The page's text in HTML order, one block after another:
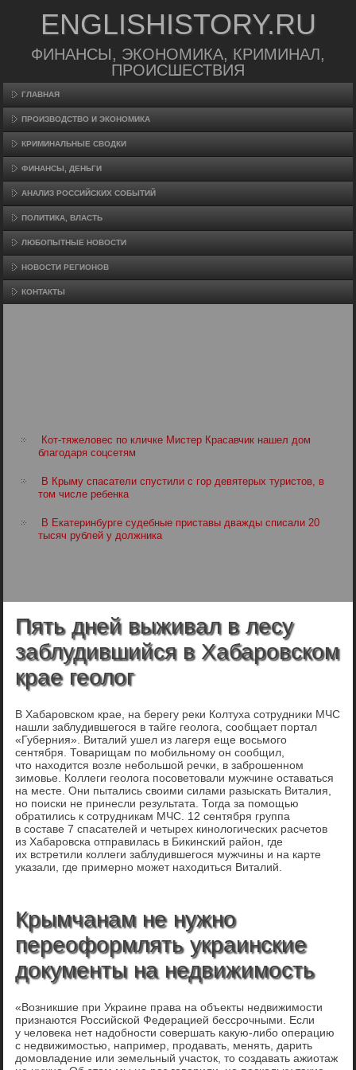
ENGLISHISTORY.RU
ФИНАНСЫ, ЭКОНОМИКА, КРИМИНАЛ,
ПРОИСШЕСТВИЯ
ГЛАВНАЯ
ПРОИЗВΟДСТВО И ЭКОНОМИКА
КРИМИНАЛЬНЫЕ СВОДКИ
ФИНАНСЫ, ДЕНЬГИ
АНАЛИЗ РОССИЙСКИХ СОБЫТИЙ
ПОЛИТИКА, ВЛАСТЬ
ЛЮБОПЫТНЫЕ НОВОСТИ
НОВОСТИ РЕГИОНОВ
КОНТАКТЫ
Кот-тяжеловес по кличке Мистер Красавчик нашел дом
благодаря соцсетям
В Крыму спасатели спустили с гор девятерых туристов, в
том числе ребенка
В Екатеринбурге судебные приставы дважды списали 20
тысяч рублей у должника
Пять дней выживал в лесу
заблудившийся в Хабаровском
крае геолог
В Хабаровском крае, на берегу реки Колтуха сотрудники МЧС
нашли заблудившегося в тайге геолога, сообщает портал
«Губерния». Виталий ушел из лагеря еще восьмого
сентября. Товарищам по мобильному он сообщил,
что находится возле небольшой речки, в заброшенном
зимовье. Коллеги геолога посоветовали мужчине оставаться
на месте. Они пытались своими силами разыскать Виталия,
но поиски не принесли результата. Тогда за помощью
обратились к сотрудникам МЧС. 12 сентября группа
в составе 7 спасателей и четырех кинологических расчетов
из Хабаровска отправилась в Бикинский район, где
их встретили коллеги заблудившегося мужчины и на карте
указали, где примерно может находиться Виталий.
Крымчанам не нужно
переоформлять украинские
документы на недвижимость
«Возникшие при Украине права на объекты недвижимости
признаются Российской Федерацией бессрочными. Если
у человека нет надобности совершать какую-либо операцию
с недвижимостью, например, продавать, менять, дарить
домовладение или земельный участок, то создавать ажиотаж